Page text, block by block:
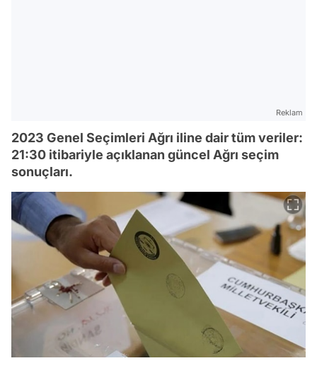
Reklam
2023 Genel Seçimleri Ağrı iline dair tüm veriler:
21:30 itibariyle açıklanan güncel Ağrı seçim
sonuçları.